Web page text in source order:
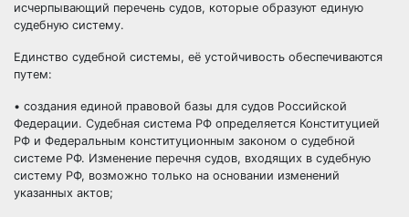
исчерпывающий перечень судов, которые образуют единую
судебную систему.
Единство судебной системы, её устойчивость обеспечиваются
путем:
• создания единой правовой базы для судов Российской
Федерации. Судебная система РФ определяется Конституцией
РФ и Федеральным конституционным законом о судебной
системе РФ. Изменение перечня судов, входящих в судебную
систему РФ, возможно только на основании изменений
указанных актов;